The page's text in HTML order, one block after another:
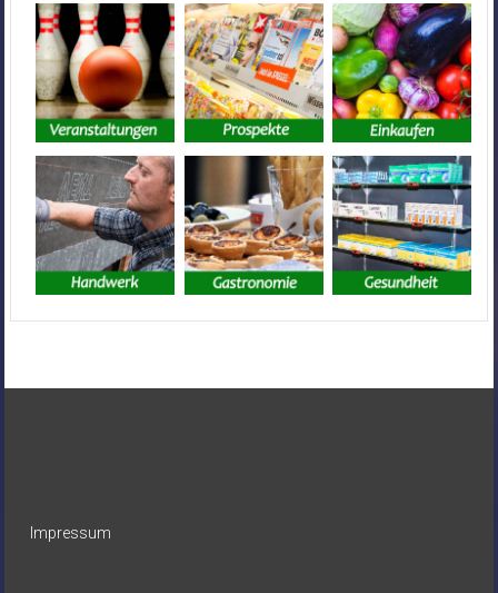
Impressum